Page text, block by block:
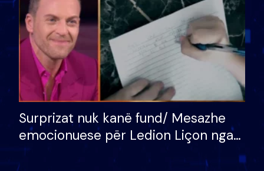
Surprizat nuk kanë fund/ Mesazhe
emocionuese për Ledion Liçon nga
nëna dhe fëmijët e tij, moderatori